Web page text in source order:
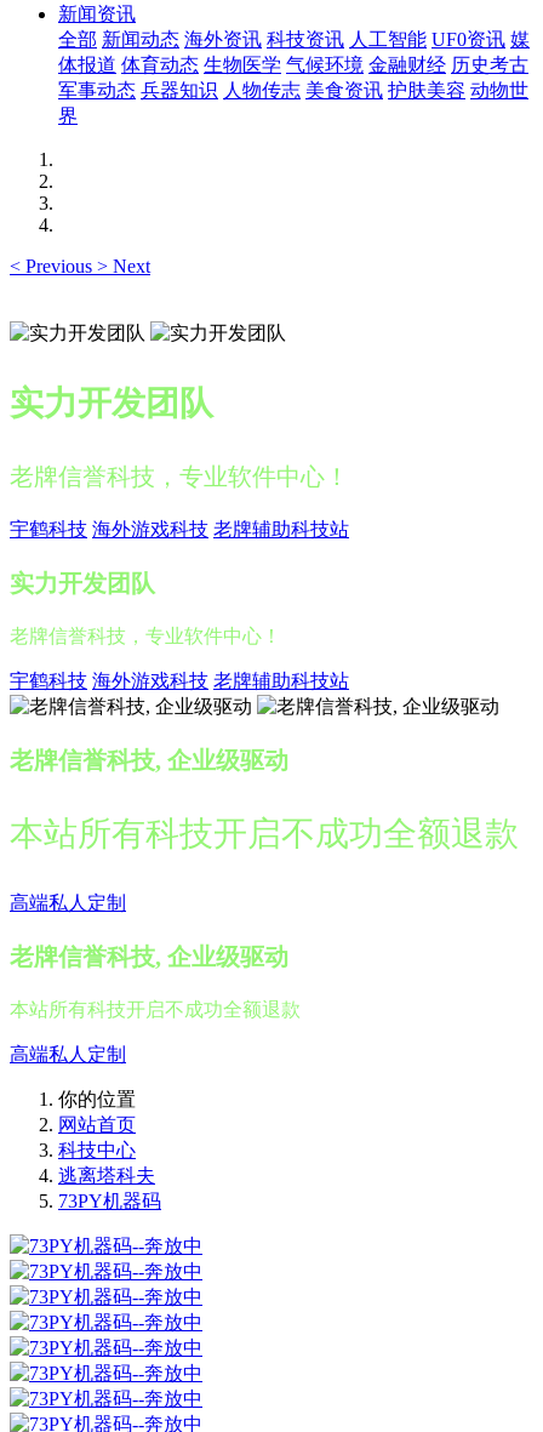
新闻资讯
全部 新闻动态 海外资讯 科技资讯 人工智能 UF0资讯 媒
体报道 体育动态 生物医学 气候环境 金融财经 历史考古
军事动态 兵器知识 人物传志 美食资讯 护肤美容 动物世
界
< Previous > Next
实力开发团队
老牌信誉科技，专业软件中心！
宇鹤科技 海外游戏科技 老牌辅助科技站
实力开发团队
老牌信誉科技，专业软件中心！
宇鹤科技 海外游戏科技 老牌辅助科技站
老牌信誉科技, 企业级驱动
本站所有科技开启不成功全额退款
高端私人定制
老牌信誉科技, 企业级驱动
本站所有科技开启不成功全额退款
高端私人定制
你的位置
网站首页
科技中心
逃离塔科夫
73PY机器码